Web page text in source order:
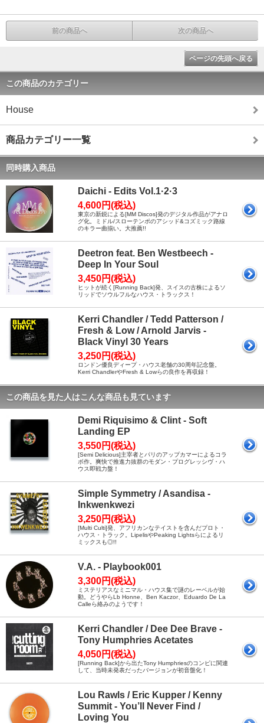
前の商品へ 次の商品へ
ページの先頭へ戻る
この商品のカテゴリー
House
商品カテゴリー一覧
同時購入商品
Daichi - Edits Vol.1·2·3
4,600円(税込)
東京の新鋭による[MM Discos]発のデジタル作品がアナロ
グ化。ミドル/スローテンポのアシッド&コズミック路線
のキラー曲揃い。大推薦!!
Deetron feat. Ben Westbeech -
Deep In Your Soul
3,450円(税込)
ヒットが続く[Running Back]発、スイスの古株によるソ
リッドでソウルフルなハウス・トラックス！
Kerri Chandler / Tedd Patterson /
Fresh & Low / Arnold Jarvis -
Black Vinyl 30 Years
3,250円(税込)
ロンドン優良ディープ・ハウス老舗の30周年記念盤。
Kerri ChandlerやFresh & Lowらの良作を再収録！
この商品を見た人はこんな商品も見ています
Demi Riquisimo & Clint - Soft
Landing EP
3,550円(税込)
[Semi Delicious]主宰者とパリのアップカマーによるコラ
ボ作。爽快で推進力抜群のモダン・プログレッシヴ・ハ
ウス即戦力盤！
Simple Symmetry / Asandisa -
Inkwenkwezi
3,250円(税込)
[Multi Culti]発、アフリカンなテイストを含んだプロト・
ハウス・トラック。LipelisやPeaking Lightsらによるリ
ミックスも◎!!
V.A. - Playbook001
3,300円(税込)
ミステリアスなミニマル・ハウス集で謎のレーベルが始
動。どうやらLb Honne、Ben Kaczor、Eduardo De La
Calleら絡みのようです！
Kerri Chandler / Dee Dee Brave -
Tony Humphries Acetates
4,050円(税込)
[Running Back]から出たTony Humphriesのコンピに関連
して、当時未発表だったバージョンが初音盤化！
Lou Rawls / Eric Kupper / Kenny
Summit - You’ll Never Find /
Loving You